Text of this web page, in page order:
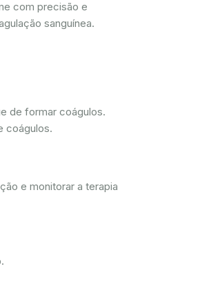
com precisão e
sanguínea.
de formar coágulos.
coágulos.
e monitorar a terapia